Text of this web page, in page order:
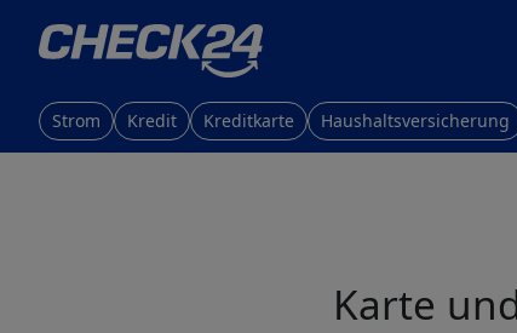
Strom Kredit Kreditkarte Haushaltsversicherung
Karte